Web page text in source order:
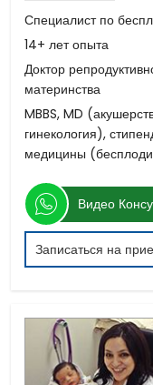
Специалист по
14+ лет опыта
Доктор
материнства
MBBS, MD
гинекология),
медицины
Видео
Записаться на